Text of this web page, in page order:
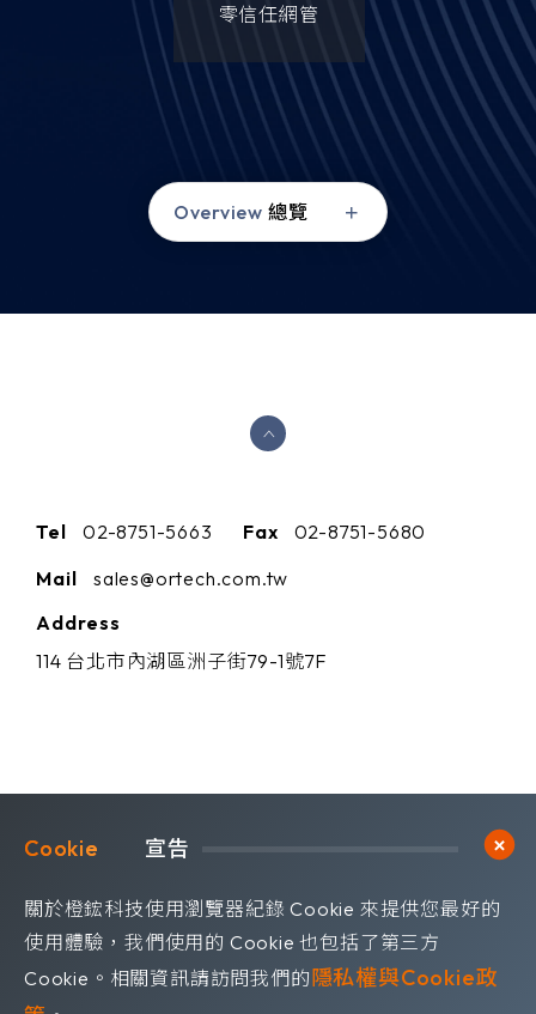
零信任網管
Overview 總覽
Tel 02-8751-5663 Fax
02-8751-5680
Mail
sales@ortech.com.tw
Address
114 台北市內湖區洲子街79-1號7F
宣告
關於橙鋐科技使用瀏覽器紀錄 Cookie 來提供您最好的
使用體驗，我們使用的 Cookie 也包括了第三方
Cookie。相關資訊請訪問我們的隱私權與Cookie政